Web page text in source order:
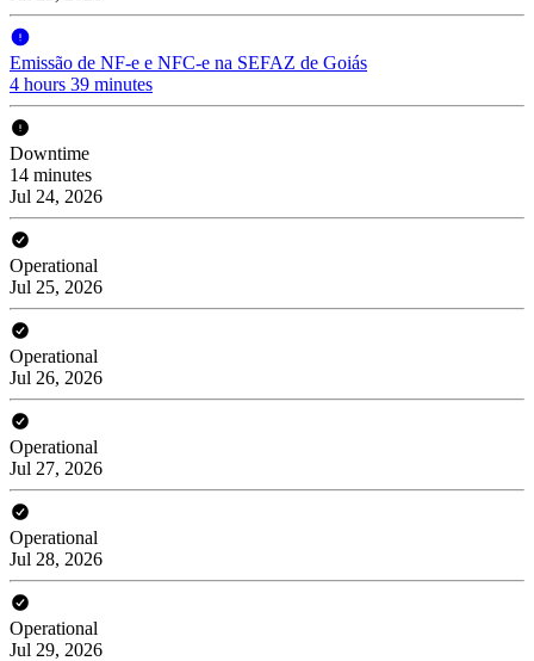
Emissão de NF-e e NFC-e na SEFAZ de Goiás
4 hours 39 minutes
Downtime
14 minutes
Jul 24, 2026
Operational
Jul 25, 2026
Operational
Jul 26, 2026
Operational
Jul 27, 2026
Operational
Jul 28, 2026
Operational
Jul 29, 2026